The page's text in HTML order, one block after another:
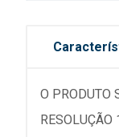
O PRODUTO